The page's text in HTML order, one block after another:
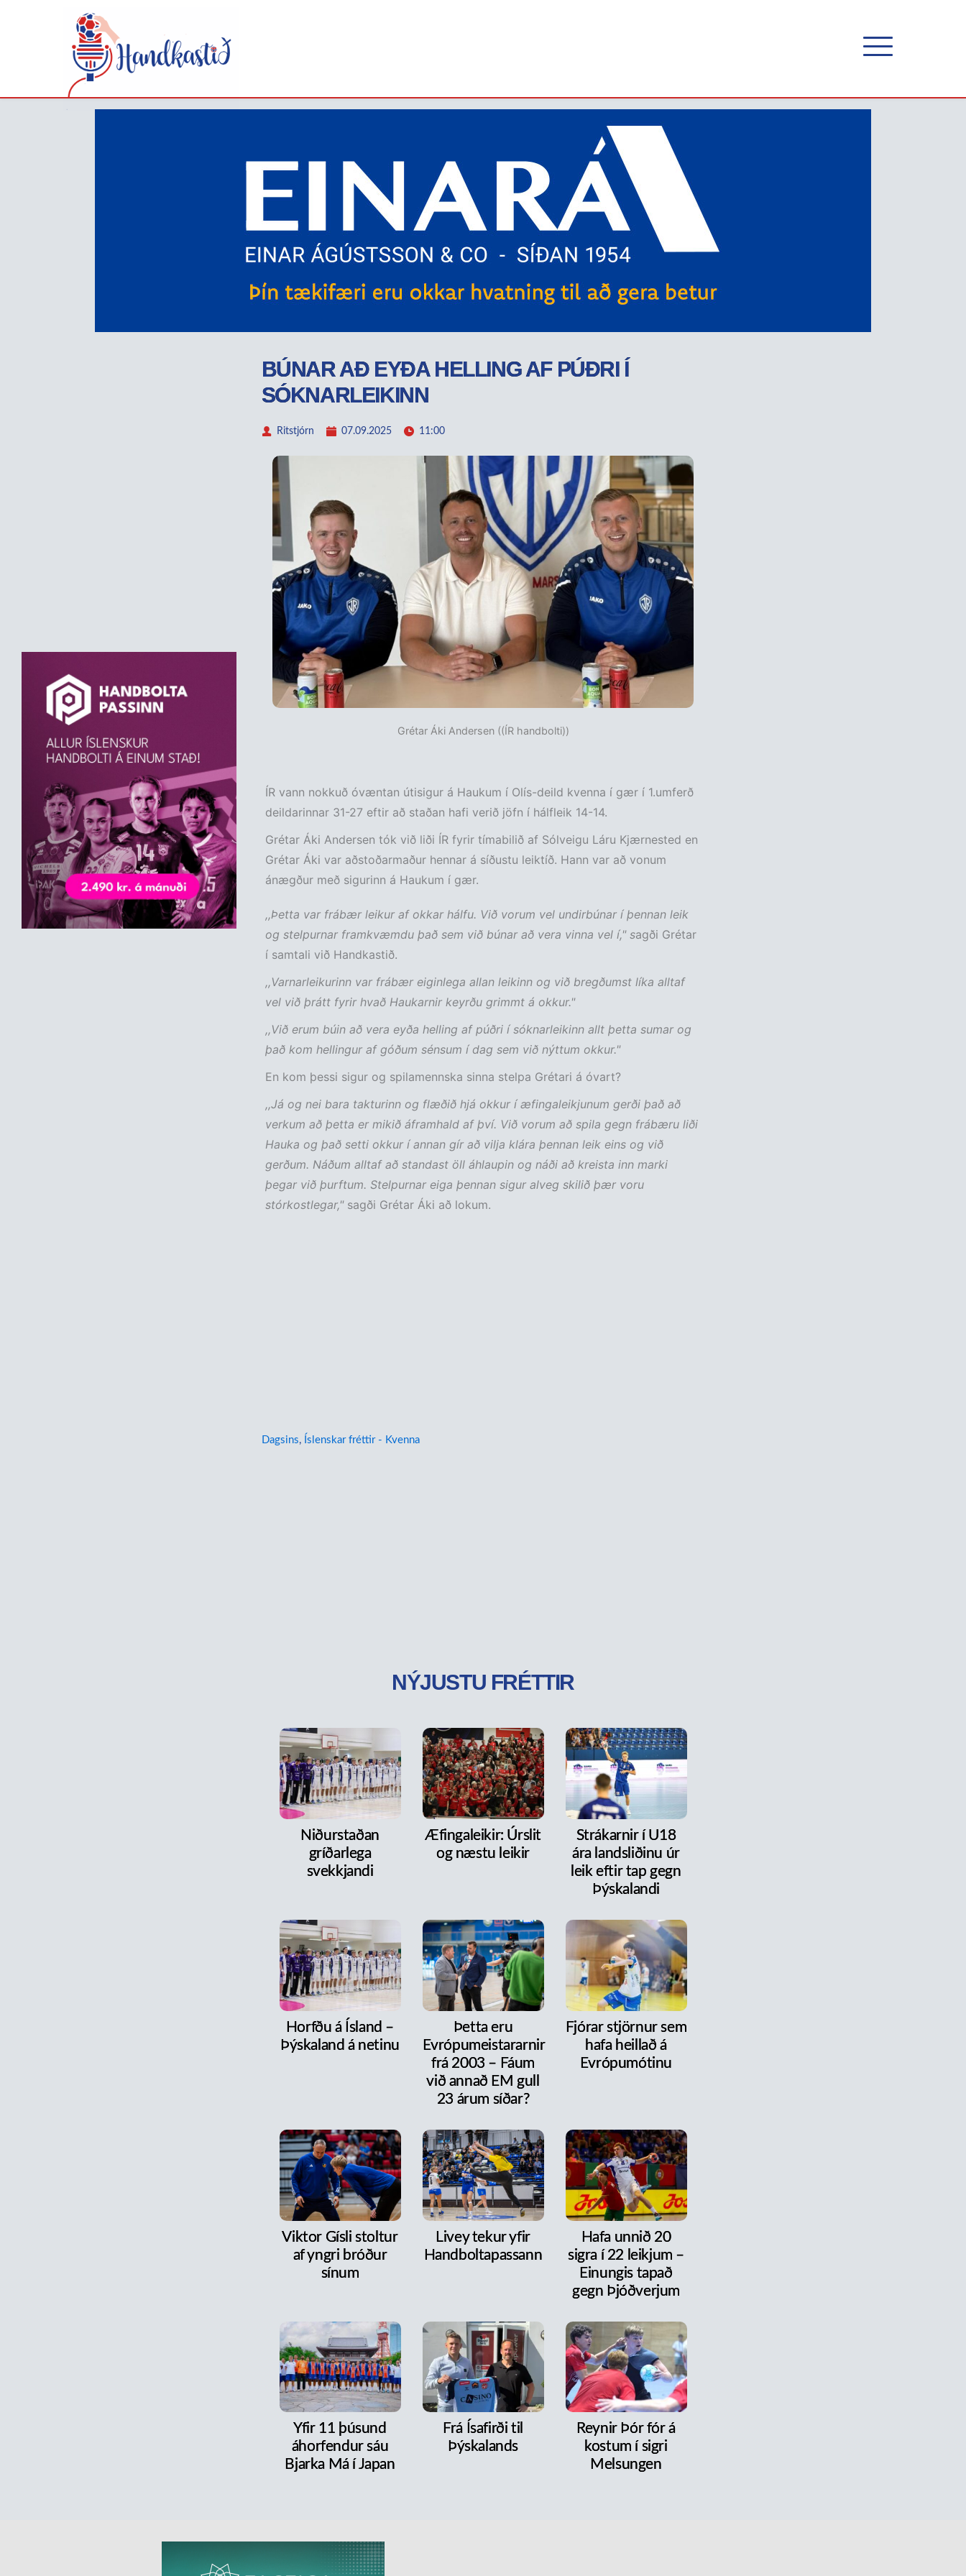
BÚNAR AÐ EYÐA HELLING AF PÚÐRI Í
SÓKNARLEIKINN
Ritstjórn 07.09.2025 11:00
Grétar Áki Andersen ((ÍR handbolti))
ÍR vann nokkuð óvæntan útisigur á Haukum í Olís-deild kvenna í gær í 1.umferð
deildarinnar 31-27 eftir að staðan hafi verið jöfn í hálfleik 14-14.
Grétar Áki Andersen tók við liði ÍR fyrir tímabilið af Sólveigu Láru Kjærnested en
Grétar Áki var aðstoðarmaður hennar á síðustu leiktíð. Hann var að vonum
ánægður með sigurinn á Haukum í gær.
,,Þetta var frábær leikur af okkar hálfu. Við vorum vel undirbúnar í þennan leik
og stelpurnar framkvæmdu það sem við búnar að vera vinna vel í," sagði Grétar
í samtali við Handkastið.
,,Varnarleikurinn var frábær eiginlega allan leikinn og við bregðumst líka alltaf
vel við þrátt fyrir hvað Haukarnir keyrðu grimmt á okkur."
,,Við erum búin að vera eyða helling af púðri í sóknarleikinn allt þetta sumar og
það kom hellingur af góðum sénsum í dag sem við nýttum okkur."
En kom þessi sigur og spilamennska sinna stelpa Grétari á óvart?
,,Já og nei bara takturinn og flæðið hjá okkur í æfingaleikjunum gerði það að
verkum að þetta er mikið áframhald af því. Við vorum að spila gegn frábæru liði
Hauka og það setti okkur í annan gír að vilja klára þennan leik eins og við
gerðum. Náðum alltaf að standast öll áhlaupin og náði að kreista inn marki
þegar við þurftum. Stelpurnar eiga þennan sigur alveg skilið þær voru
stórkostlegar,"sagði Grétar Áki að lokum.
Dagsins, Íslenskar fréttir - Kvenna
NÝJUSTU FRÉTTIR
Niðurstaðan
gríðarlega
svekkjandi
Æfingaleikir: Úrslit
og næstu leikir
Strákarnir í U18
ára landsliðinu úr
leik eftir tap gegn
Þýskalandi
Horfðu á Ísland –
Þýskaland á netinu
Þetta eru
Evrópumeistararnir
frá 2003 – Fáum
við annað EM gull
23 árum síðar?
Fjórar stjörnur sem
hafa heillað á
Evrópumótinu
Viktor Gísli stoltur
af yngri bróður
sínum
Livey tekur yfir
Handboltapassann
Hafa unnið 20
sigra í 22 leikjum –
Einungis tapað
gegn Þjóðverjum
Yfir 11 þúsund
áhorfendur sáu
Bjarka Má í Japan
Frá Ísafirði til
Þýskalands
Reynir Þór fór á
kostum í sigri
Melsungen